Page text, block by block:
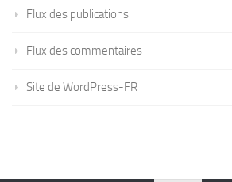
Flux des publications
Flux des commentaires
Site de WordPress-FR